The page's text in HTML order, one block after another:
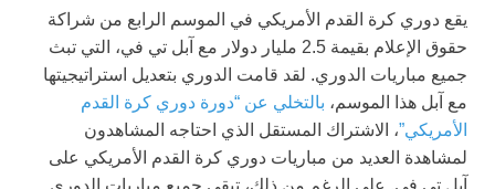
يقع دوري كرة القدم الأمريكي في الموسم الرابع من شراكة
حقوق الإعلام بقيمة 2.5 مليار دولار مع آبل تي في، التي تبث
جميع مباريات الدوري. لقد قامت الدوري بتعديل استراتيجيتها
مع آبل هذا الموسم، بالتخلي عن “دورة دوري كرة القدم
الأمريكي”، الاشتراك المستقل الذي احتاجه المشاهدون
لمشاهدة العديد من مباريات دوري كرة القدم الأمريكي على
آبل تي في. على الرغم من ذلك، تبقى جميع مباريات الدوري